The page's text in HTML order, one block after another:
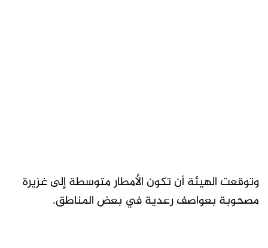
وتوقعت الهيئة أن تكون الأمطار متوسطة إلى غزيرة
مصحوبة بعواصف رعدية في بعض المناطق.